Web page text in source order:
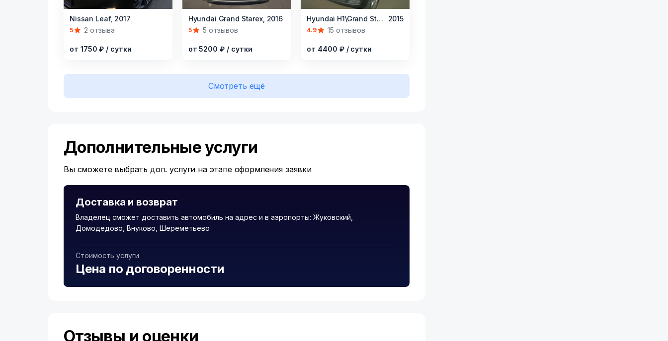
Item
Nissan Leaf, 2017
5 2 отзыва
от 1750 ₽ / сутки
Item
12
Hyundai Grand Starex, 2016
5 5 отзывов
от 5200 ₽ / сутки
Item
13
Hyundai H1\Grand Starex, 2015
4.9 15 отзывов
от 4400 ₽ / сутки
Смотреть ещё
Дополнительные услуги
Вы сможете выбрать доп. услуги на этапе оформления заявки
Доставка и возврат
Владелец сможет доставить автомобиль на адрес и в аэропорты: Жуковский,
Домодедово, Внуково, Шереметьево
Стоимость услуги
Цена по договоренности
Отзывы и оценки